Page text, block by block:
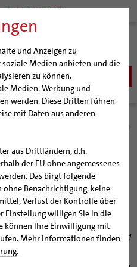
und Anzeigen zu
Medien anbieten und die
zu können.
Medien, Werbung und
werden. Diese Dritten führen
mit Daten aus anderen
aus Drittländern, d.h.
der EU ohne angemessenes
Das birgt folgende
Benachrichtigung, keine
Verlust der Kontrolle über
Einstellung willigen Sie in die
können Ihre Einwilligung mit
Mehr Informationen finden
.
DOMBIBLIOTHEK
Dom
Hildesheim (bph)
25.08.2014
Hildesheimer Dom in den